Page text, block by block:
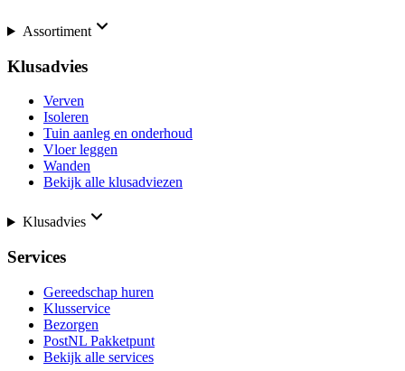
Assortiment
Klusadvies
Verven
Isoleren
Tuin aanleg en onderhoud
Vloer leggen
Wanden
Bekijk alle klusadviezen
Klusadvies
Services
Gereedschap huren
Klusservice
Bezorgen
PostNL Pakketpunt
Bekijk alle services